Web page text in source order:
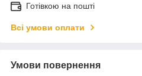
Готівкою на пошті
Всі умови оплати
Умови повернення